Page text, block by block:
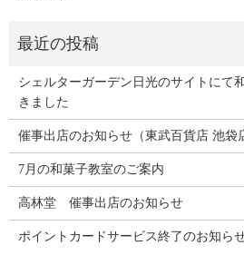
シェルターガーデン日光のサイトにて
きました
催事出店のお知らせ（東武百貨店 池袋
7月の和菓子教室のご案内
高林堂 催事出店のお知らせ
ポイントカードサービス終了のお知ら